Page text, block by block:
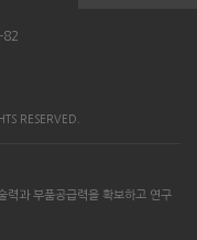
82
RESERVED.
력과 부품공급력을 확보하고 연구